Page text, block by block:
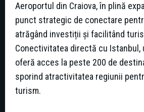
Aeroportul din Craiova, în plină
punct strategic de conectare
atrăgând investiții și facilitând
Conectivitatea directă cu Istanbul,
oferă acces la peste 200 de
sporind atractivitatea regiunii
turism.